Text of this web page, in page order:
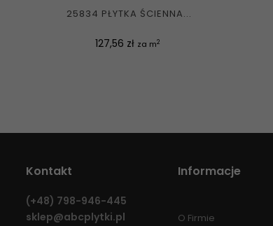
25834 PŁYTKA ŚCIENNA...
Cena
127,56 zł za m2
Kontakt
(+48) 798-946-445
sklep@abcplytki.pl
Informacje
O Firmie